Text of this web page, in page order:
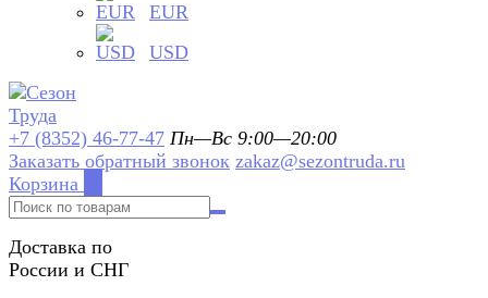
EUR
USD
+7 (8352) 46-77-47 Пн—Вс 9:00—20:00
Заказать обратный звонок zakaz@sezontruda.ru
Корзина
Доставка по
России и СНГ